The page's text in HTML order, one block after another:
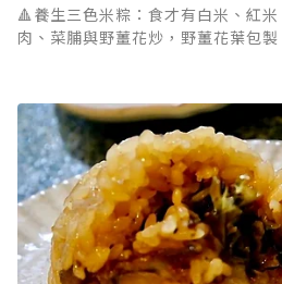
🔺養生三色米粽：食才有白米、紅
肉、菜脯與野薑花炒，野薑花葉包製